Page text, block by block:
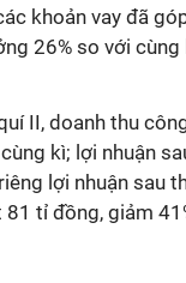
khoản vay đã
26% so với cùng
II, doanh thu
kì; lợi nhuận
lợi nhuận sau
tỉ đồng, giảm